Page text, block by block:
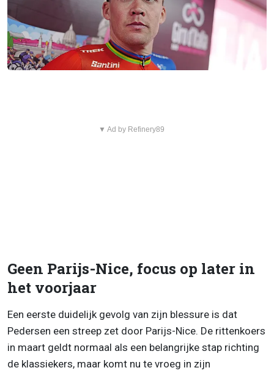
▼ Ad by Refinery89
Geen Parijs-Nice, focus op later in
het voorjaar
Een eerste duidelijk gevolg van zijn blessure is dat
Pedersen een streep zet door Parijs-Nice. De rittenkoers
in maart geldt normaal als een belangrijke stap richting
de klassiekers, maar komt nu te vroeg in zijn